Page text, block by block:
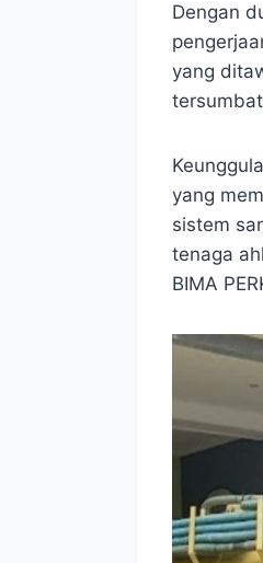
Dengan
yang
yang
sistem
tenaga
BIMA